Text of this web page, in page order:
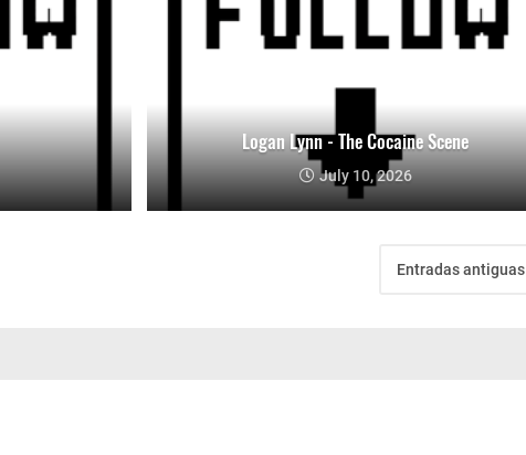
Logan Lynn - The Cocaine Scene
July 10, 2026
Entradas antiguas